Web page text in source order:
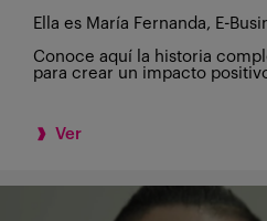
Ella es María Fernanda, E-
Conoce aquí la historia
para crear un impacto
Ver